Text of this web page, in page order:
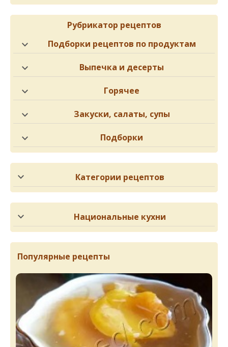
Рубрикатор рецептов
Подборки рецептов по продуктам
Выпечка и десерты
Горячее
Закуски, салаты, супы
Подборки
Категории рецептов
Национальные кухни
Популярные рецепты